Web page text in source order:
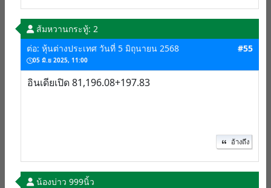
ส้มหวานกระทู้: 2
ต่อ: หุ้นต่างประเทศ วันที่ 5 มิถุนายน 2568
05 มิ.ย 2025, 11:00
#55
อินเดียเปิด 81,196.08+197.83
อ้างถึง
น้องบ่าว 999นิ้ว